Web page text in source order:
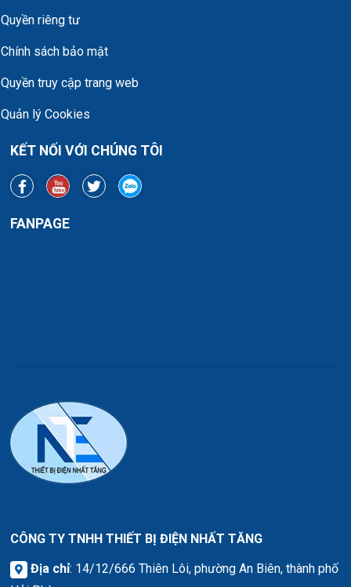
Quyền riêng tư
Chính sách bảo mật
Quyền truy cập trang web
Quản lý Cookies
KẾT NỐI VỚI CHÚNG TÔI
FANPAGE
CÔNG TY TNHH THIẾT BỊ ĐIỆN NHẤT TĂNG
Địa chỉ: 14/12/666 Thiên Lôi, phường An Biên, thành phố